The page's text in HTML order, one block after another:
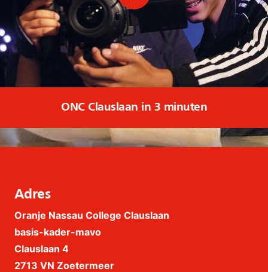
ONC Clauslaan in 3 minuten
Adres
Oranje Nassau College Clauslaan
basis-kader-mavo
Clauslaan 4
2713 VN Zoetermeer